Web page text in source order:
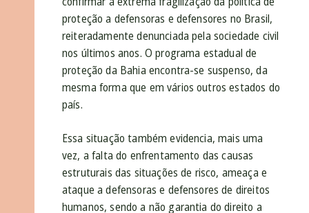
proteção a defensoras e defensores no Brasil,
reiteradamente denunciada pela sociedade civil
nos últimos anos. O programa estadual de
proteção da Bahia encontra-se suspenso, da
mesma forma que em vários outros estados do
país.
Essa situação também evidencia, mais uma
vez, a falta do enfrentamento das causas
estruturais das situações de risco, ameaça e
ataque a defensoras e defensores de direitos
humanos, sendo a não garantia do direito a